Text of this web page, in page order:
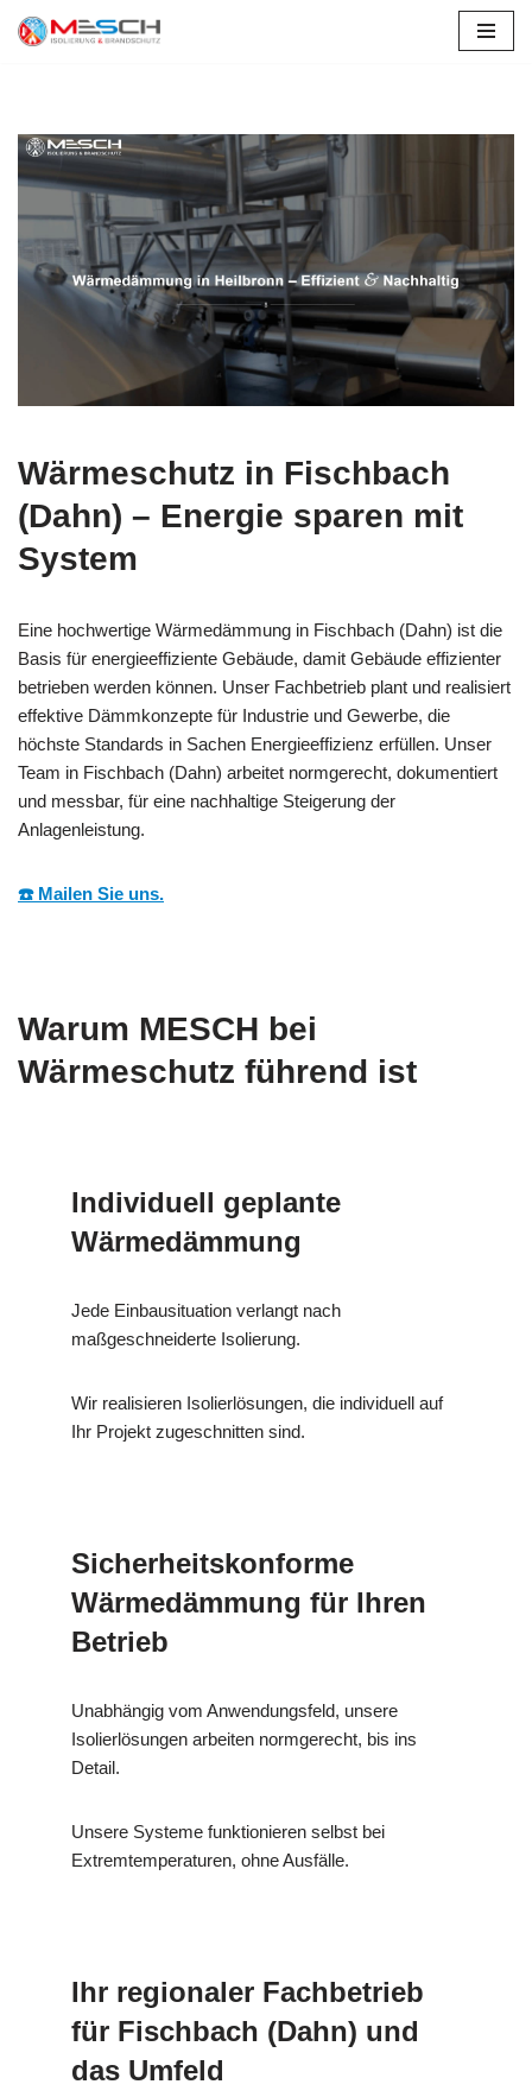
Wärmeschutz in Fischbach
(Dahn) – Energie sparen mit
System
Eine hochwertige Wärmedämmung in Fischbach (Dahn) ist die
Basis für energieeffiziente Gebäude, damit Gebäude effizienter
betrieben werden können. Unser Fachbetrieb plant und realisiert
effektive Dämmkonzepte für Industrie und Gewerbe, die
höchste Standards in Sachen Energieeffizienz erfüllen. Unser
Team in Fischbach (Dahn) arbeitet normgerecht, dokumentiert
und messbar, für eine nachhaltige Steigerung der
Anlagenleistung.
☎️ Mailen Sie uns.
Warum MESCH bei
Wärmeschutz führend ist
Individuell geplante
Wärmedämmung
Jede Einbausituation verlangt nach
maßgeschneiderte Isolierung.
Wir realisieren Isolierlösungen, die individuell auf
Ihr Projekt zugeschnitten sind.
Sicherheitskonforme
Wärmedämmung für Ihren
Betrieb
Unabhängig vom Anwendungsfeld, unsere
Isolierlösungen arbeiten normgerecht, bis ins
Detail.
Unsere Systeme funktionieren selbst bei
Extremtemperaturen, ohne Ausfälle.
Ihr regionaler Fachbetrieb
für Fischbach (Dahn) und
das Umfeld